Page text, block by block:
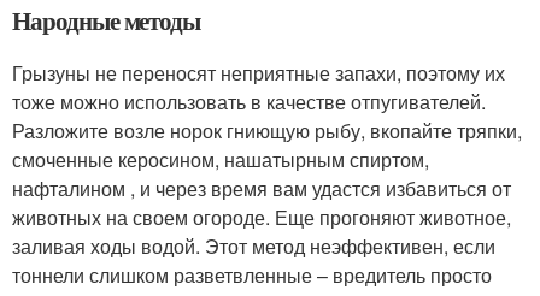
Народные методы
Грызуны не переносят неприятные запахи, поэтому их
тоже можно использовать в качестве отпугивателей.
Разложите возле норок гниющую рыбу, вкопайте тряпки,
смоченные керосином, нашатырным спиртом,
нафталином , и через время вам удастся избавиться от
животных на своем огороде. Еще прогоняют животное,
заливая ходы водой. Этот метод неэффективен, если
тоннели слишком разветвленные – вредитель просто